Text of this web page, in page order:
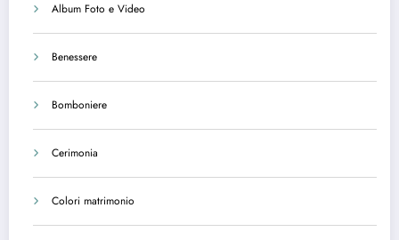
Album Foto e Video
Benessere
Bomboniere
Cerimonia
Colori matrimonio